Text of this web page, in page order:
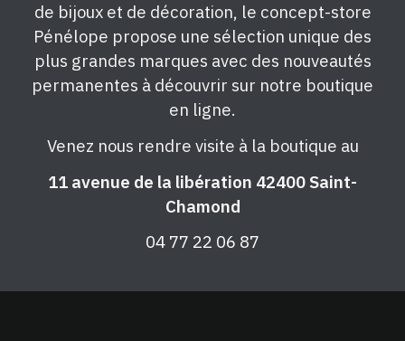
de bijoux et de décoration, le concept-store
Pénélope propose une sélection unique des
plus grandes marques avec des nouveautés
permanentes à découvrir sur notre boutique
en ligne.
Venez nous rendre visite à la boutique au
11 avenue de la libération 42400 Saint-
Chamond
04 77 22 06 87